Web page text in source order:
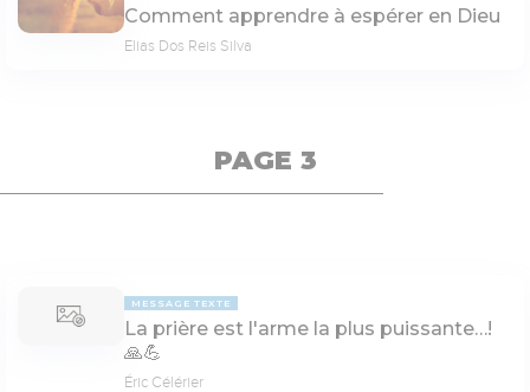
Comment apprendre à espérer en Dieu
Elias Dos Reis Silva
PAGE 3
MESSAGE TEXTE
La prière est l'arme la plus puissante…!
🙏💪
Éric Célérier